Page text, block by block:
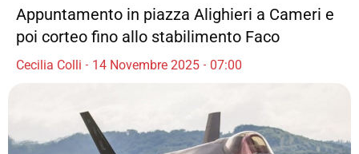
Appuntamento in piazza Alighieri a Cameri e
poi corteo fino allo stabilimento Faco
Cecilia Colli 14 Novembre 2025 07:00